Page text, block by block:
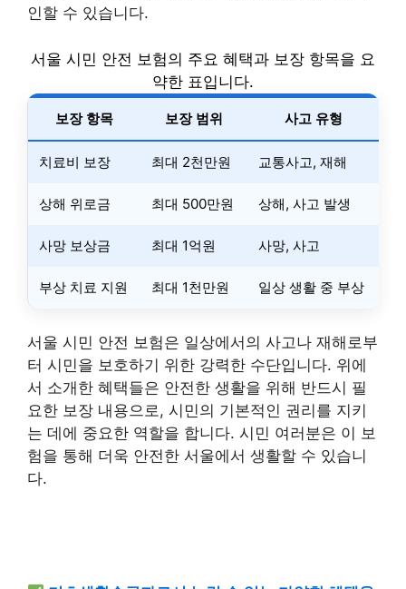
인할 수 있습니다.
서울 시민 안전 보험의 주요 혜택과 보장 항목을 요
약한 표입니다.
보장 항목 보장 범위 사고 유형
치료비 보장 최대 2천만원 교통사고, 재해
상해 위로금 최대 500만원 상해, 사고 발생
사망 보상금 최대 1억원 사망, 사고
부상 치료 지원 최대 1천만원 일상 생활 중 부상
서울 시민 안전 보험은 일상에서의 사고나 재해로부
터 시민을 보호하기 위한 강력한 수단입니다. 위에
서 소개한 혜택들은 안전한 생활을 위해 반드시 필
요한 보장 내용으로, 시민의 기본적인 권리를 지키
는 데에 중요한 역할을 합니다. 시민 여러분은 이 보
험을 통해 더욱 안전한 서울에서 생활할 수 있습니
다.